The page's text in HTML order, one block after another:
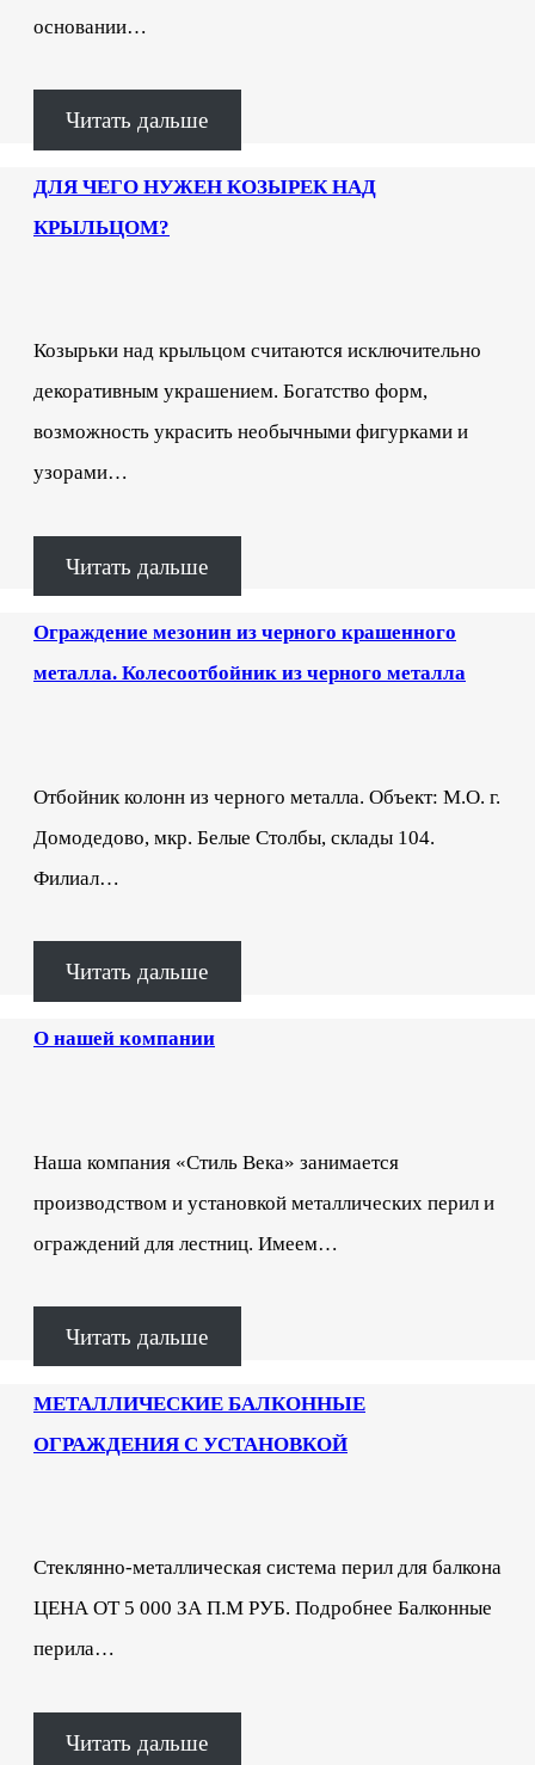
основании…
Читать дальше
ДЛЯ ЧЕГО НУЖЕН КОЗЫРЕК НАД
КРЫЛЬЦОМ?
Козырьки над крыльцом считаются исключительно
декоративным украшением. Богатство форм,
возможность украсить необычными фигурками и
узорами…
Читать дальше
Ограждение мезонин из черного крашенного
металла. Колесоотбойник из черного металла
Отбойник колонн из черного металла. Объект: М.О. г.
Домодедово, мкр. Белые Столбы, склады 104.
Филиал…
Читать дальше
О нашей компании
Наша компания «Стиль Века» занимается
производством и установкой металлических перил и
ограждений для лестниц. Имеем…
Читать дальше
МЕТАЛЛИЧЕСКИЕ БАЛКОННЫЕ
ОГРАЖДЕНИЯ С УСТАНОВКОЙ
Стеклянно-металлическая система перил для балкона
ЦЕНА ОТ 5 000 ЗА П.М РУБ. Подробнее Балконные
перила…
Читать дальше